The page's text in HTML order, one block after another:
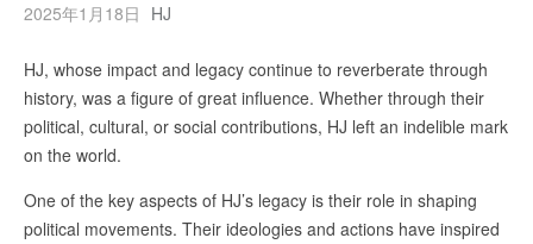
2025年1月18日 HJ
HJ, whose impact and legacy continue to reverberate through
history, was a figure of great influence. Whether through their
political, cultural, or social contributions, HJ left an indelible mark
on the world.
One of the key aspects of HJ’s legacy is their role in shaping
political movements. Their ideologies and actions have inspired